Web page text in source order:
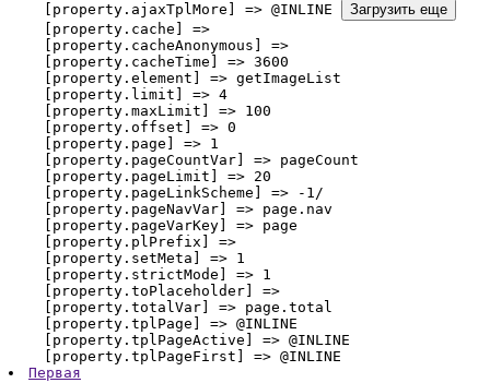
    [property.ajaxTplMore] => @INLINE
Загрузить еще
    [property.cache] =>
    [property.cacheAnonymous] =>
    [property.cacheTime] => 3600
    [property.element] => getImageList
    [property.limit] => 4
    [property.maxLimit] => 100
    [property.offset] => 0
    [property.page] => 1
    [property.pageCountVar] => pageCount
    [property.pageLimit] => 20
    [property.pageLinkScheme] => -1/
    [property.pageNavVar] => page.nav
    [property.pageVarKey] => page
    [property.plPrefix] =>
    [property.setMeta] => 1
    [property.strictMode] => 1
    [property.toPlaceholder] =>
    [property.totalVar] => page.total
    [property.tplPage] => @INLINE
    [property.tplPageActive] => @INLINE
    [property.tplPageFirst] => @INLINE
Первая